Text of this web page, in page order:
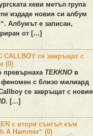
хеви метъл група
издаде новия си албум
“. Албумът е записан,
от […]
CALLBOY се завръщат с
(0)
превърнаха TEKKNO в
феномен с близо милиард
се завръщат с новия
. […]
с втори сънгъл към
A Hammer“ (0)